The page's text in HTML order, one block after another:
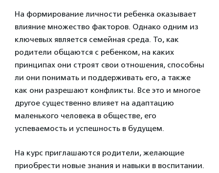
На формирование личности ребенка оказывает
влияние множество факторов. Однако одним из
ключевых является семейная среда. То, как
родители общаются с ребенком, на каких
принципах они строят свои отношения, способны
ли они понимать и поддерживать его, а также
как они разрешают конфликты. Все это и многое
другое существенно влияет на адаптацию
маленького человека в обществе, его
успеваемость и успешность в будущем.
На курс приглашаются родители, желающие
приобрести новые знания и навыки в воспитании.